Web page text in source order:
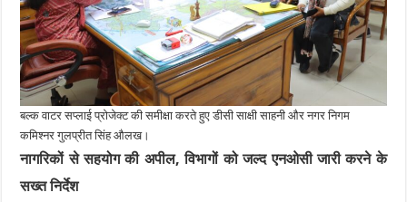
बल्क वाटर सप्लाई प्रोजेक्ट की समीक्षा करते हुए डीसी साक्षी साहनी और नगर निगम
कमिश्नर गुलप्रीत सिंह औलख।
नागरिकों से सहयोग की अपील, विभागों को जल्द एनओसी जारी करने के
सख्त निर्देश